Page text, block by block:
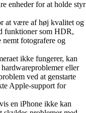
enheder for at holde styr
at være af høj kvalitet og
funktioner som HDR,
fotografere og
ikke fungerer, kan
eller
ved at genstarte
Apple-support for
en iPhone ikke kan